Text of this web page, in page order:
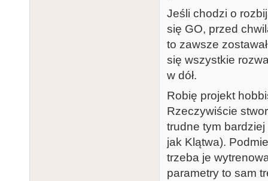
Jeśli chodzi o
się GO, przed
to zawsze
się wszystkie
w dół.
Robię projekt
Rzeczywiście
trudne tym
jak Klątwa).
trzeba je
parametry to sam